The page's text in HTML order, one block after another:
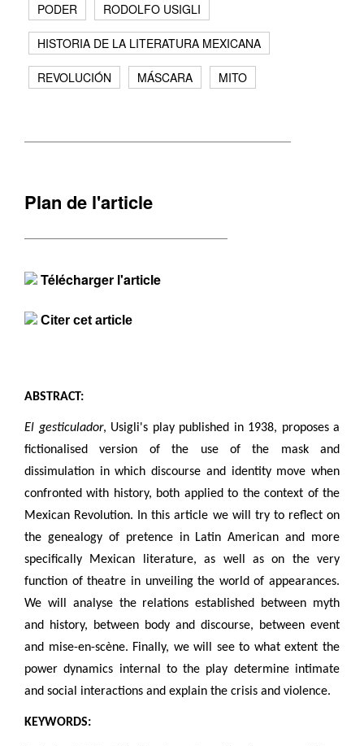
PODER RODOLFO USIGLI
HISTORIA DE LA LITERATURA MEXICANA
REVOLUCIÓN MÁSCARA MITO
Plan de l'article
Télécharger l'article
Citer cet article
ABSTRACT:
El gesticulador, Usigli's play published in 1938, proposes a
fictionalised version of the use of the mask and
dissimulation in which discourse and identity move when
confronted with history, both applied to the context of the
Mexican Revolution. In this article we will try to reflect on
the genealogy of pretence in Latin American and more
specifically Mexican literature, as well as on the very
function of theatre in unveiling the world of appearances.
We will analyse the relations established between myth
and history, between body and discourse, between event
and mise-en-scène. Finally, we will see to what extent the
power dynamics internal to the play determine intimate
and social interactions and explain the crisis and violence.
KEYWORDS: